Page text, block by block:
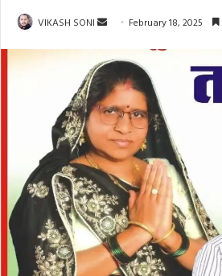
VIKASH SONI
Send
email
February 18, 2025